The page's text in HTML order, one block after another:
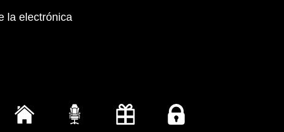
la electrónica